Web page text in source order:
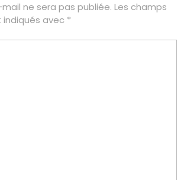
ne sera pas publiée. Les champs
avec *